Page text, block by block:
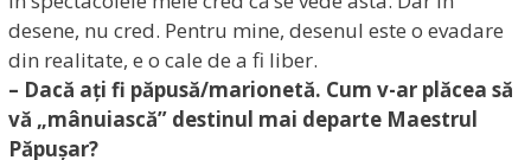
desene, nu cred. Pentru mine, desenul este o evadare
din realitate, e o cale de a fi liber.
– Dacă ați fi păpusă/marionetă. Cum v-ar plăcea să
vă „mânuiască” destinul mai departe Maestrul
Păpușar?